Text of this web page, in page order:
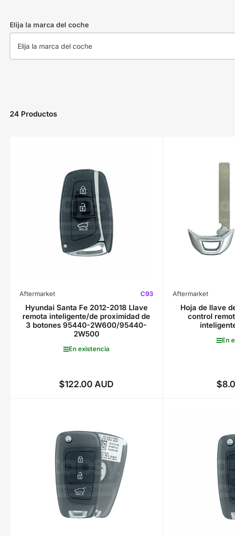
Elija la marca del coche
24 Productos
Aftermarket C93
Hyundai Santa Fe 2012-2018 Llave
remota inteligente/de proximidad de
3 botones 95440-2W600/95440-
2W500
En existencia
Precio
$122.00 AUD
Aftermarket
Hoja de llave
control
En